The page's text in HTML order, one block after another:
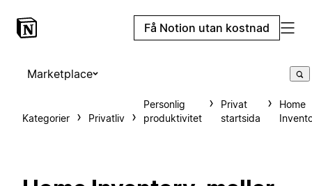
Få Notion utan kostnad
Marketplace
Kategorier Privatliv
Personlig
produktivitet
Privat
startsida
Home